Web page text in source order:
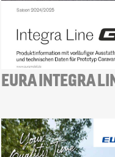
EURA INTEGRA